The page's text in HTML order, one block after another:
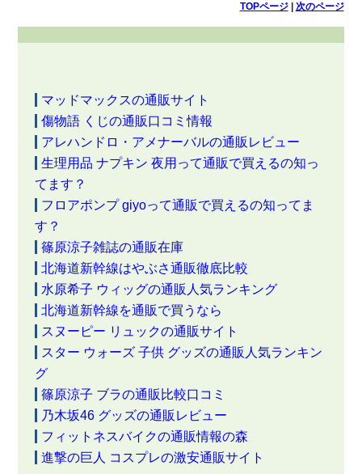
TOPページ| 次のページ
マッドマックスの通販サイト
傷物語 くじの通販口コミ情報
アレハンドロ・アメナーバルの通販レビュー
生理用品 ナプキン 夜用って通販で買えるの知っ
てます？
フロアポンプ giyoって通販で買えるの知ってま
す？
篠原涼子雑誌の通販在庫
北海道新幹線はやぶさ通販徹底比較
水原希子 ウィッグの通販人気ランキング
北海道新幹線を通販で買うなら
スヌーピー リュックの通販サイト
スター ウォーズ 子供 グッズの通販人気ランキン
グ
篠原涼子 ブラの通販比較口コミ
乃木坂46 グッズの通販レビュー
フィットネスバイクの通販情報の森
進撃の巨人 コスプレの激安通販サイト